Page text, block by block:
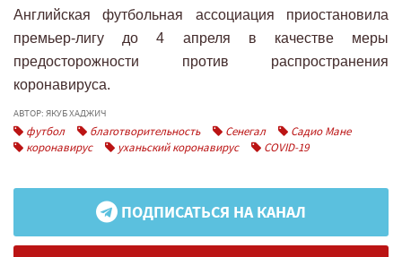
Английская футбольная ассоциация приостановила
премьер-лигу до 4 апреля в качестве меры
предосторожности против распространения
коронавируса.
АВТОР: ЯКУБ ХАДЖИЧ
футбол благотворительность Сенегал
Садио Мане
коронавирус
уханьский коронавирус COVID-19
ПОДПИСАТЬСЯ НА КАНАЛ